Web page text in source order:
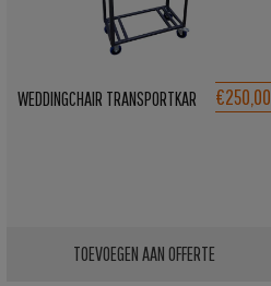
WEDDINGCHAIR TRANSPORTKAR €250,00
TOEVOEGEN AAN OFFERTE